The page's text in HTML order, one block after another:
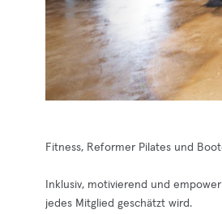
Fitness, Reformer Pilates und
Inklusiv, motivierend und
jedes Mitglied geschätzt wird.